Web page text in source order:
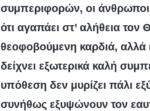
συμπεριφορών, οι άνθρωποι
ότι αγαπάει στ’ αλήθεια τον
θεοφοβούμενη καρδιά, αλλά
δείχνει εξωτερικά καλή
υπόθεση δεν μυρίζει πάλι
συνήθως εξυψώνουν τον